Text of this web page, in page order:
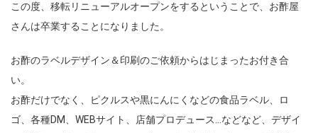
この度、移転リニューアルオープンをするということで、お酢屋
さんは卒業することになりました。
お酢のラベルデザイン＆印刷のご依頼からはじまったお付き合
い。
お酢だけでなく、ピクルスや黒にんにくなどの食品ラベル、ロ
ゴ、各種DM、WEBサイト、店舗プロデュース…などなど、デザイ